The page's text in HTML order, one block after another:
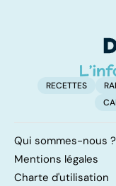
RECETTES
Qui sommes-nous ?
Mentions légales
Charte d'utilisation